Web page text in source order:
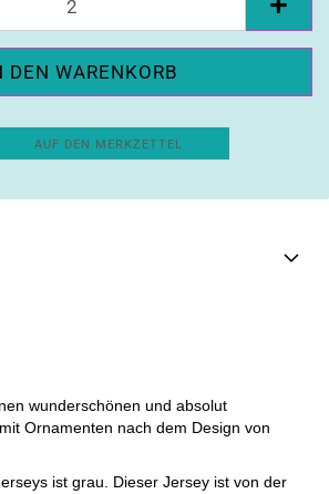
AUF DEN MERKZETTEL
wunderschönen und absolut
Ornamenten nach dem Design von
ist grau. Dieser Jersey ist von der